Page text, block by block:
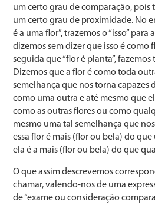
um certo grau de comparação, pois
um certo grau de proximidade. No
é a uma flor”, trazemos o “isso” para
dizemos sem dizer que isso é como
seguida que “flor é planta”,
Dizemos que a flor é como toda
semelhança que nos torna capazes
como uma outra e até mesmo que
como as outras flores ou como
mesmo uma tal semelhança que
essa flor é mais (flor ou bela) do
ela é a mais (flor ou bela) do que
O que assim descrevemos
chamar, valendo-nos de uma
de “exame ou consideração